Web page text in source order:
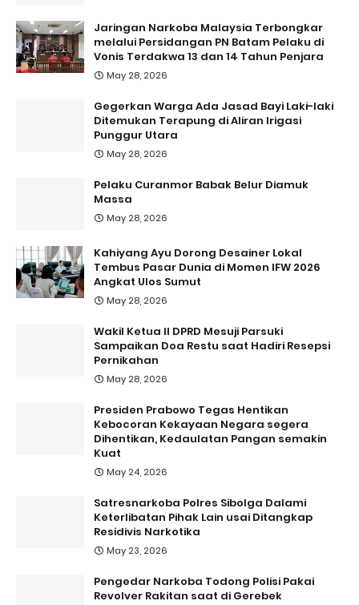
Jaringan Narkoba Malaysia Terbongkar
melalui Persidangan PN Batam Pelaku di
Vonis Terdakwa 13 dan 14 Tahun Penjara
May 28, 2026
Gegerkan Warga Ada Jasad Bayi Laki-laki
Ditemukan Terapung di Aliran Irigasi
Punggur Utara
May 28, 2026
Pelaku Curanmor Babak Belur Diamuk
Massa
May 28, 2026
Kahiyang Ayu Dorong Desainer Lokal
Tembus Pasar Dunia di Momen IFW 2026
Angkat Ulos Sumut
May 28, 2026
Wakil Ketua II DPRD Mesuji Parsuki
Sampaikan Doa Restu saat Hadiri Resepsi
Pernikahan
May 28, 2026
Presiden Prabowo Tegas Hentikan
Kebocoran Kekayaan Negara segera
Dihentikan, Kedaulatan Pangan semakin
Kuat
May 24, 2026
Satresnarkoba Polres Sibolga Dalami
Keterlibatan Pihak Lain usai Ditangkap
Residivis Narkotika
May 23, 2026
Pengedar Narkoba Todong Polisi Pakai
Revolver Rakitan saat di Gerebek